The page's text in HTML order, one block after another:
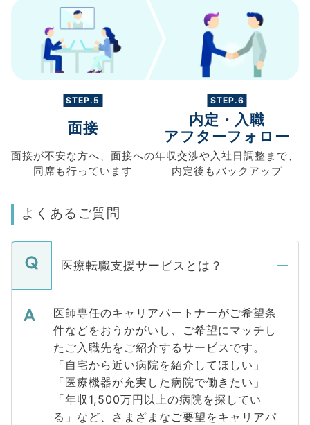
STEP.5
面接
面接が不安な方へ、 面接への
同席も行っています
STEP.6
内定・入職
アフターフォロー
年収交渉や入社日調整まで、
内定後もバックアップ
よくあるご質問
医療転職支援サービスとは？
医師専任のキャリアパートナーがご希望条
件などをおうかがいし、ご希望にマッチし
たご入職先をご紹介するサービスです。
「自宅から近い病院を紹介してほしい」
「医療機器が充実した病院で働きたい」
「年収1,500万円以上の病院を探してい
る」など、さまざまなご要望をキャリアパ